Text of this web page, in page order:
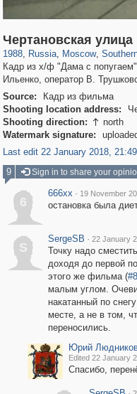
Чертановская улица
1988, Russia
1,406,848 29,243
, Moscow
319,861 8,286
,
21,648 390
Кадр из х/ф "Дама с
Ильенко, оператор В.
Source:
Кадр из фильма
Shooting location address:
Shooting direction:  north
Watermark signature:
Last edit 22 January 2018, 21:49
9
Sign in to share your
6
666xx · 19 November
остановка была
S
SergeSB · 22 January
Точку надо
доходя до первой
этого же фильма (
малым углом.
накатанный по
месте, а не в том,
переносились.
Юрий
Edited 22 January
Спасибо,